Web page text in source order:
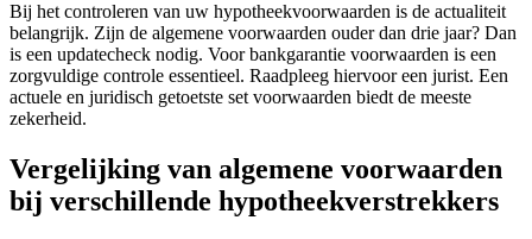
Bij het controleren van uw hypotheekvoorwaarden is de actualiteit
belangrijk. Zijn de algemene voorwaarden ouder dan drie jaar? Dan
is een updatecheck nodig. Voor bankgarantie voorwaarden is een
zorgvuldige controle essentieel. Raadpleeg hiervoor een jurist. Een
actuele en juridisch getoetste set voorwaarden biedt de meeste
zekerheid.
Vergelijking van algemene voorwaarden
bij verschillende hypotheekverstrekkers